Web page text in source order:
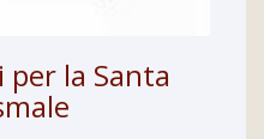
per la Santa